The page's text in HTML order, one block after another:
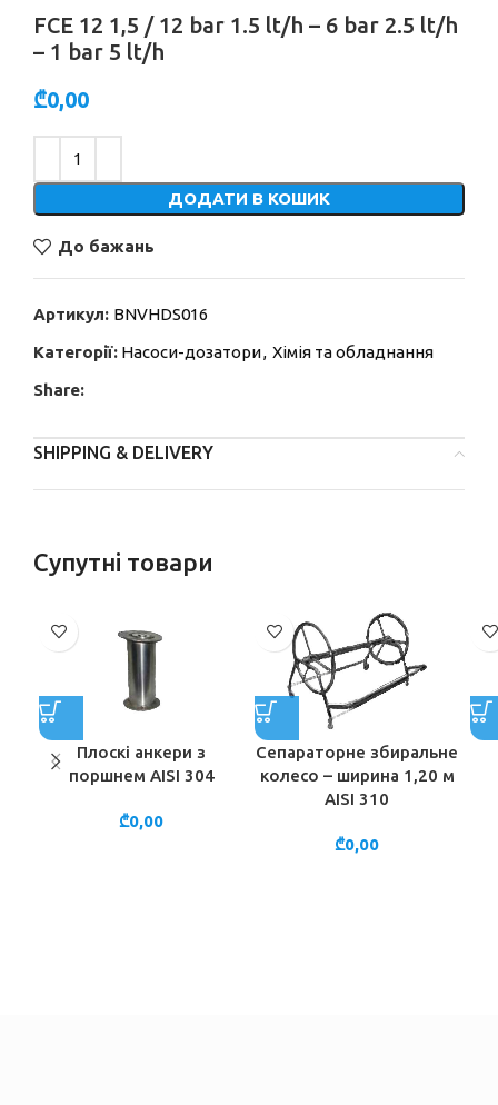
FCE 12 1,5 / 12 bar 1.5 lt/h – 6 bar 2.5 lt/h
– 1 bar 5 lt/h
₾0,00
ДОДАТИ В КОШИК
До бажань
Артикул: BNVHDS016
Категорії: Насоси-дозатори, Хімія та обладнання
Share:
SHIPPING & DELIVERY
Супутні товари
Плоскі анкери з
поршнем AISI 304
₾0,00
Сепараторне збиральне
колесо – ширина 1,20 м
AISI 310
₾0,00